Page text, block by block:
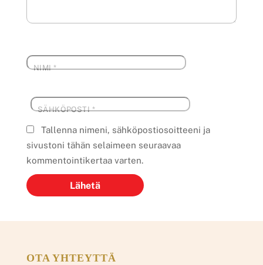
NIMI*
SÄHKÖPOSTI*
Tallenna nimeni, sähköpostiosoitteeni ja
sivustoni tähän selaimeen seuraavaa
kommentointikertaa varten.
OTA YHTEYTTÄ